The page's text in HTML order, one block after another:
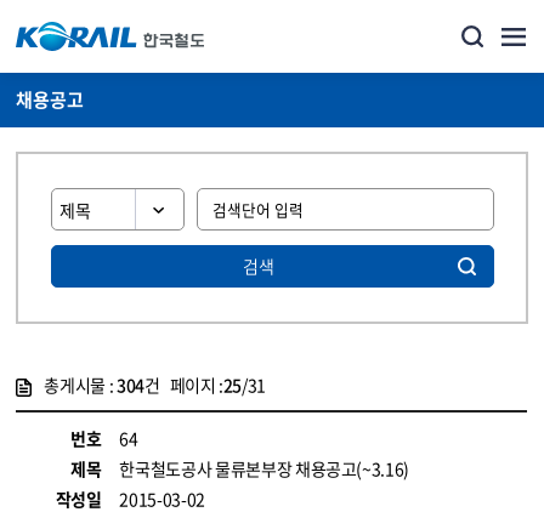
채용공고
검색
총게시물 :304건 페이지 :25/31
번호
64
제목
한국철도공사 물류본부장 채용공고(~3.16)
작성일
2015-03-02